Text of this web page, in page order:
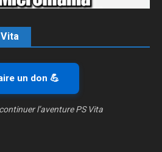
un don 💪
l’aventure PS Vita